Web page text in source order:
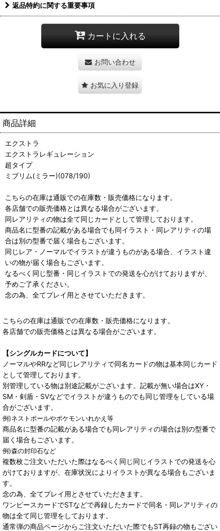
返品特約に関する重要事項
カートに入れる
お問い合わせ
お気に入り登録
商品詳細
エクストラ
エクストラレギュレーション
超タイプ
ミブリム(ミラー)(078/190)
こちらの在庫は通販での在庫数・販売価格になります。
各店舗での販売価格とは異なる場合がございます。
同レアリティの物は全て同じカードとして管理しております。
商品名に型番の記載がある場合でも同イラスト・同レアリティの場
合は別の型番で届く場合もございます。
同じレア・ノーマルでイラストが違うものがある場合、イラスト違
いの物が届く場合もございます。
なるべく同じ型番・同じイラストでの発送を心がけておりますが、
予めご了承ください。
念の為、全てプレイ用とさせていただきます。
こちらの在庫は通販での在庫数・販売価格になります。
各店舗での販売価格とは異なる場合がございます。
【シングルカードについて】
ノーマルやRRなど同じレアリティで同名カードの物は基本同じカード
として管理しております。
別管理している物は別途記載がございます。記載が無い場合はXY・
SM・剣盾・SVなどでイラストが違うものでも同じ管理をしている場
合がございます。
例)ネストボールやポケモンいれかえ等
商品名に型番の記載がある場合でも同レアリティの場合は別の型番で
届く場合もございます。
例)森の封印石など
複数枚ご注文いただいた際はなるべく同じ同じイラストでの発送を心
がけておりますが、在庫状況によりイラストが異なる場合もございま
す。
念の為、全てプレイ用とさせていただきます。
ワンピースカードでSTなどで再録したカードで同名・同レアリティの
物は全て同じ管理をしております。
通常弾の商品ページからご注文いただいた際でもST再録の物もござい